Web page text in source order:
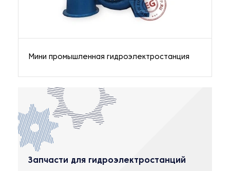
Мини промышленная гидроэлектростанция
Запчасти для гидроэлектростанций